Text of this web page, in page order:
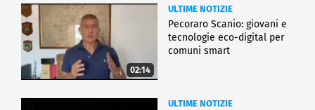
02:14
ULTIME NOTIZIE
Pecoraro Scanio: giovani e
tecnologie eco-digital per
comuni smart
ULTIME NOTIZIE